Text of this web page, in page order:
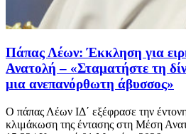
Πάπας Λέων: Έκκληση για
Ανατολή – «Σταματήστε τη
μια ανεπανόρθωτη άβυσσος»
Ο πάπας Λέων ΙΔ΄ εξέφρασε την
κλιμάκωση της έντασης στη Μέση